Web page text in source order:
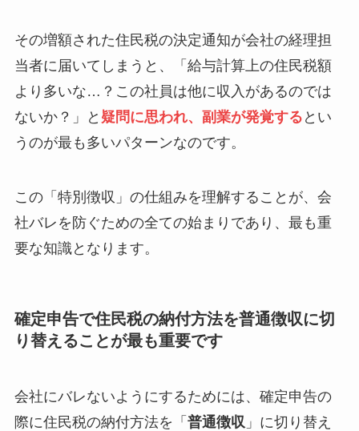
その増額された住民税の決定通知が会社の経理担
当者に届いてしまうと、「給与計算上の住民税額
より多いな…？この社員は他に収入があるのでは
ないか？」と 疑問に思われ、副業が発覚する とい
うのが最も多いパターンなのです。
この「特別徴収」の仕組みを理解することが、会
社バレを防ぐための全ての始まりであり、最も重
要な知識となります。
確定申告で住民税の納付方法を普通徴収に切
り替えることが最も重要です
会社にバレないようにするためには、確定申告の
際に住民税の納付方法を「 普通徴収 」に切り替え